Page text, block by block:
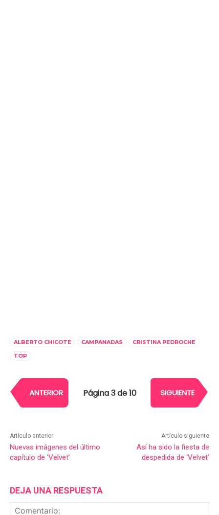
ALBERTO CHICOTE CAMPANADAS
CRISTINA PEDROCHE
TOP
ANTERIOR Página 3 de 10 SIGUIENTE
Artículo anterior
Nuevas imágenes del último
capítulo de ‘Velvet’
Artículo siguiente
Así ha sido la fiesta de
despedida de ‘Velvet’
DEJA UNA RESPUESTA